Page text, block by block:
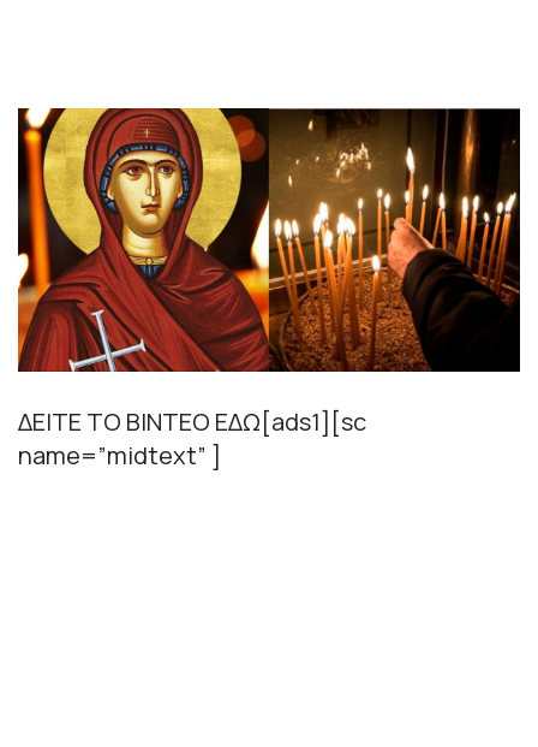
ΔΕΙΤΕ ΤΟ ΒΙΝΤΕΟ ΕΔΩ[ads1][sc
name=”midtext” ]